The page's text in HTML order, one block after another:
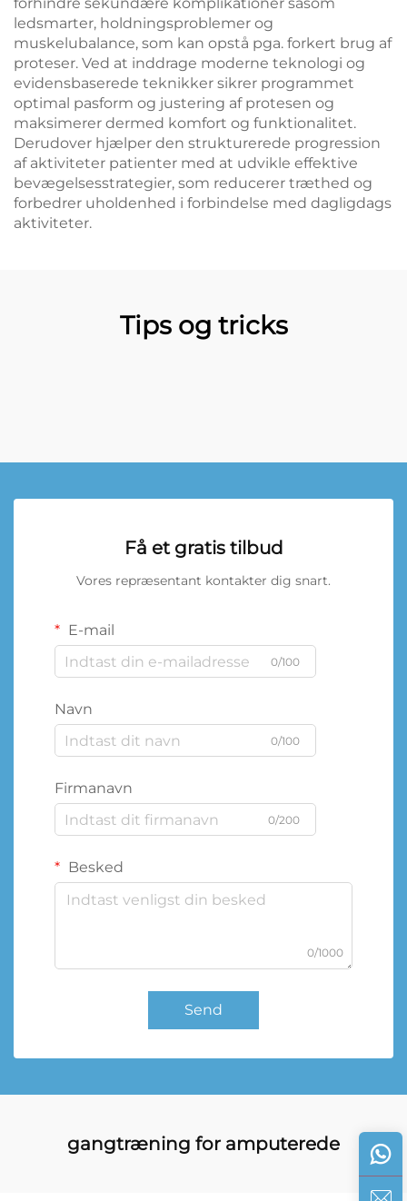
ledsmarter, holdningsproblemer og
muskelubalance, som kan opstå pga. forkert brug af
proteser. Ved at inddrage moderne teknologi og
evidensbaserede teknikker sikrer programmet
optimal pasform og justering af protesen og
maksimerer dermed komfort og funktionalitet.
Derudover hjælper den strukturerede progression
af aktiviteter patienter med at udvikle effektive
bevægelsesstrategier, som reducerer træthed og
forbedrer uholdenhed i forbindelse med dagligdags
aktiviteter.
Tips og tricks
Få et gratis tilbud
Vores repræsentant kontakter dig snart.
E-mail
0/100
Navn
0/100
Firmanavn
0/200
Besked
0/1000
Send
gangtræning for amputerede